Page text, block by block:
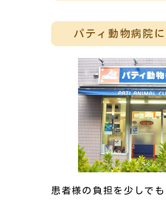
パティ動物病院
患者様の負担を少しで